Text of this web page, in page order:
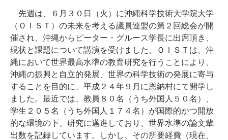
先週は、６月３０日（火）に沖縄科学技術大学院大学
（ＯＩＳＴ）の未来を考える議員連盟の第２回総会が開
催され、沖縄からピーター・グルース学長に出席頂き、
現状と課題について講演を受けました。ＯＩＳＴは、沖
縄において世界最高水準の教育研究を行うことにより、
沖縄の振興と自立的発展、世界の科学技術の発展に寄与
することを目的に、平成２４年９月に恩納村にて開学し
ました。最近では、教員８０名（うち外国人５０名）、
学生２０５名（うち外国人１７４名）が国際的かつ開放
的な環境の下、研究に邁進しており、世界水準の論文輩
出数を記録しています。しかし、その所要経費（現在、